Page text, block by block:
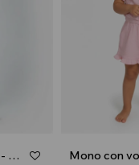
Vestido niña Minnie - Blanco